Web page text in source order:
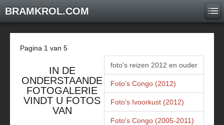
BRAMKROL.COM
foto's reizen 2012 en ouder
Foto's Congo (2012)
Foto's Ivoorkust (2012)
Foto's Congo (2005-2011)
Pagina 1 van 5
IN DE
ONDERSTAANDE
FOTOGALERIE
VINDT U FOTOS
VAN